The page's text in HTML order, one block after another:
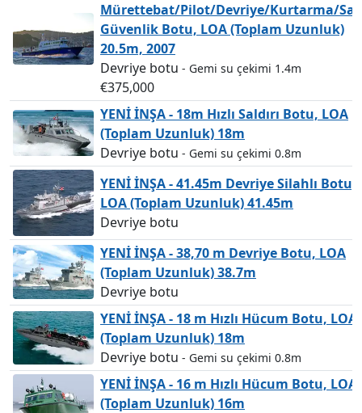
Mürettebat/Pilot/Devriye/Kurtarma/
Güvenlik Botu, LOA (Toplam Uzunluk)
20.5m, 2007
Devriye botu - Gemi su çekimi 1.4m
€375,000
YENİ İNŞA - 18m Hızlı Saldırı Botu, LOA
(Toplam Uzunluk) 18m
Devriye botu - Gemi su çekimi 0.8m
YENİ İNŞA - 41.45m Devriye Silahlı Botu,
LOA (Toplam Uzunluk) 41.45m
Devriye botu
YENİ İNŞA - 38,70 m Devriye Botu, LOA
(Toplam Uzunluk) 38.7m
Devriye botu
YENİ İNŞA - 18 m Hızlı Hücum Botu, LOA
(Toplam Uzunluk) 18m
Devriye botu - Gemi su çekimi 0.8m
YENİ İNŞA - 16 m Hızlı Hücum Botu, LOA
(Toplam Uzunluk) 16m